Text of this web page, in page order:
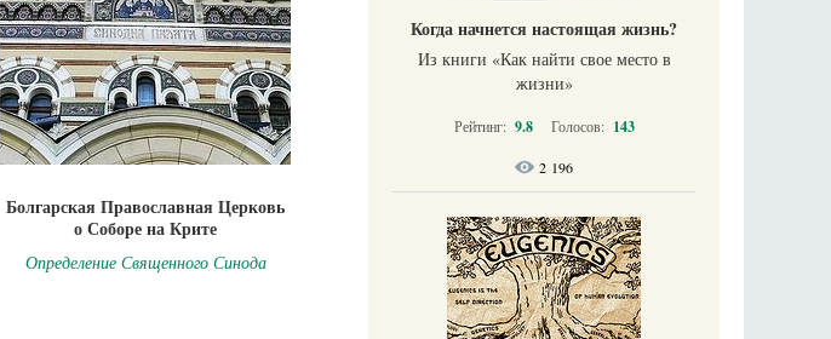
Болгарская Православная Церковь
о Соборе на Крите
Определение Священного Синода
Когда начнется настоящая жизнь?
Из книги «Как найти свое место в
жизни​»
Рейтинг: 9.8 Голосов: 143
2 196